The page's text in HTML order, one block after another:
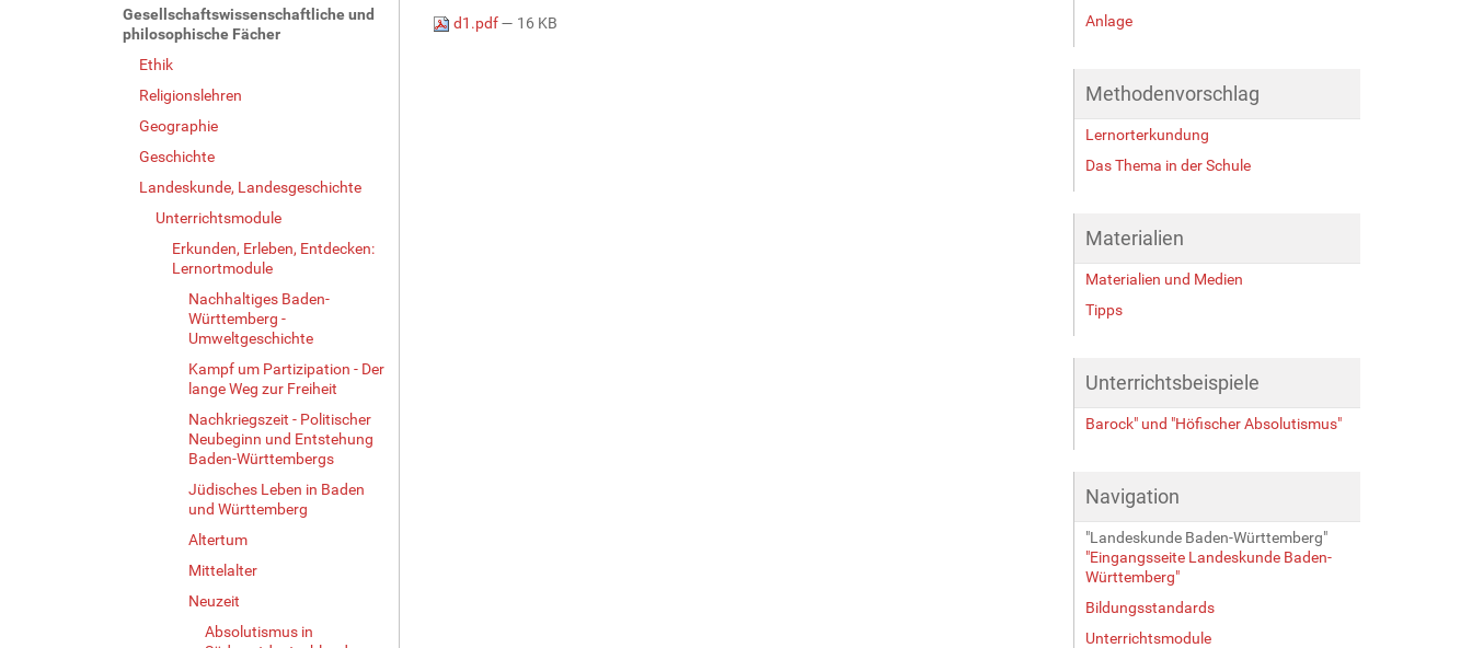
Gesellschaftswissenschaftliche und
philosophische Fächer
Ethik
Religionslehren
Geographie
Geschichte
Landeskunde, Landesgeschichte
Unterrichtsmodule
Erkunden, Erleben, Entdecken:
Lernortmodule
Nachhaltiges Baden-
Württemberg -
Umweltgeschichte
Kampf um Partizipation - Der
lange Weg zur Freiheit
Nachkriegszeit - Politischer
Neubeginn und Entstehung
Baden-Württembergs
Jüdisches Leben in Baden
und Württemberg
Altertum
Mittelalter
Neuzeit
Absolutismus in
d1.pdf— 16 KB
Anlage
Methodenvorschlag
Lernorterkundung
Das Thema in der Schule
Materialien
Materialien und Medien
Tipps
Unterrichtsbeispiele
Barock" und "Höfischer Absolutismus"
Navigation
"Landeskunde Baden-Württemberg"
"Eingangsseite Landeskunde Baden-
Württemberg"
Bildungsstandards
Unterrichtsmodule